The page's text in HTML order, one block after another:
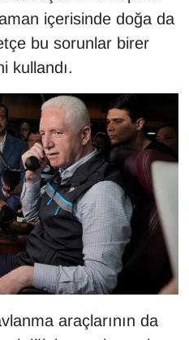
içerisinde doğa da
bu sorunlar birer
kullandı.
araçlarının da